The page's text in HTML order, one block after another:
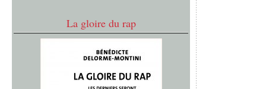
La gloire du rap